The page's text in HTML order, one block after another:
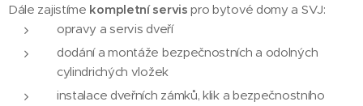
Dále zajistíme kompletní servis pro bytové domy a SVJ:
opravy a servis dveří
dodání a montáže bezpečnostních a odolných
cylindrichých vložek
instalace dveřních zámků, klik a bezpečnostního